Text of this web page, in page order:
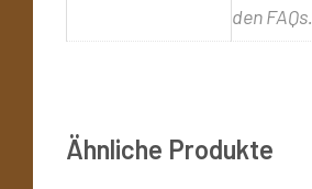
den FAQs.
Ähnliche Produkte